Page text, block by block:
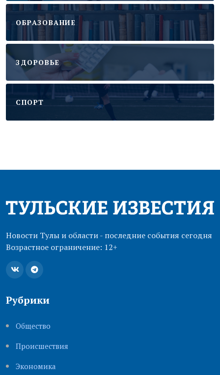
ОБРАЗОВАНИЕ
ЗДОРОВЬЕ
CПОРТ
Новости Тулы и области - последние события сегодня
Возрастное ограничение: 12+
Рубрики
Общество
Происшествия
Экономика